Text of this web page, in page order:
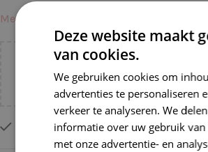
Meer informatie →
Op voorraad
Deze website maakt
van cookies.
We gebruiken cookies om
advertenties te personaliseren
verkeer te analyseren. We
informatie over uw gebruik van
met onze advertentie- en